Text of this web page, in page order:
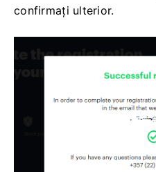
confirmați ulterior.